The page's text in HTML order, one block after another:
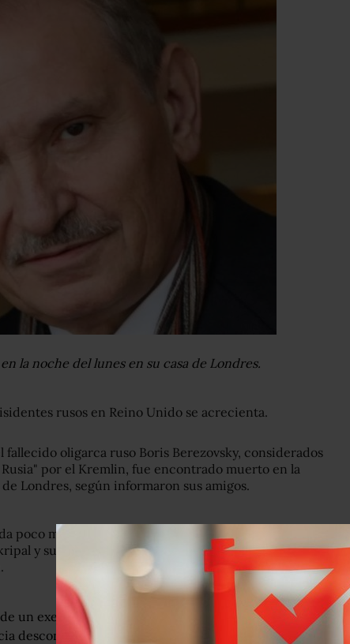
la noche del lunes en su casa de Londres.
rusos en Reino Unido se acrecienta.
fallecido oligarca ruso Boris Berezovsky, considerados
por el Kremlin, fue encontrado muerto en la
Londres, según informaron sus amigos.
poco más de una semana después del envenenamiento
y su hija con un agente nervioso que el gobierno
un exespía ruso y su hija, en estado crítico tras ser
desconocida